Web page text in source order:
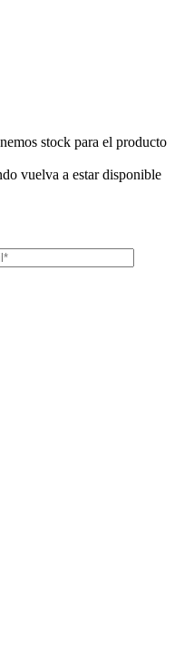
stock para el producto
vuelva a estar disponible